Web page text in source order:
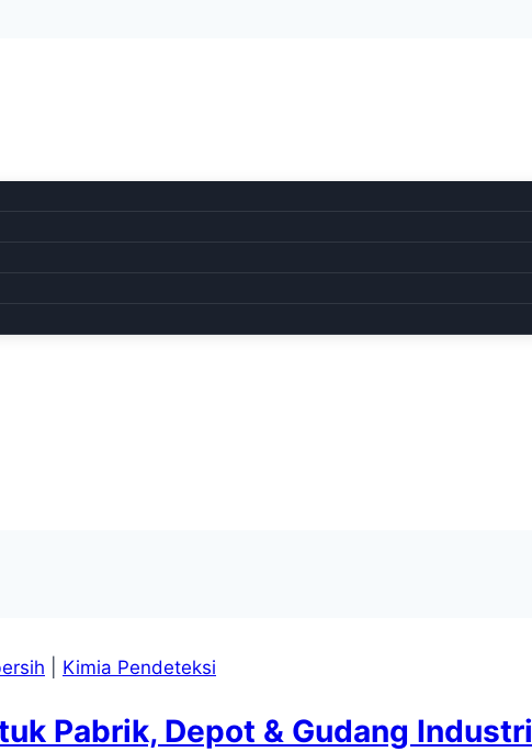
Kimia Pendeteksi
Pabrik, Depot & Gudang Industri